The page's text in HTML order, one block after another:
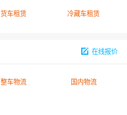
货车租赁 冷藏车租赁
在线报价
整车物流 国内物流